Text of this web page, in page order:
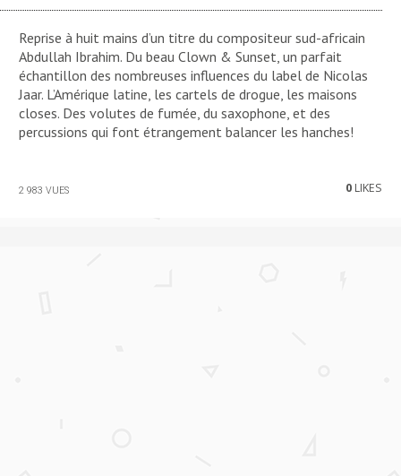
Reprise à huit mains d’un titre du compositeur sud-africain
Abdullah Ibrahim. Du beau Clown & Sunset, un parfait
échantillon des nombreuses influences du label de Nicolas
Jaar. L’Amérique latine, les cartels de drogue, les maisons
closes. Des volutes de fumée, du saxophone, et des
percussions qui font étrangement balancer les hanches!
2 983 VUES 0LIKES